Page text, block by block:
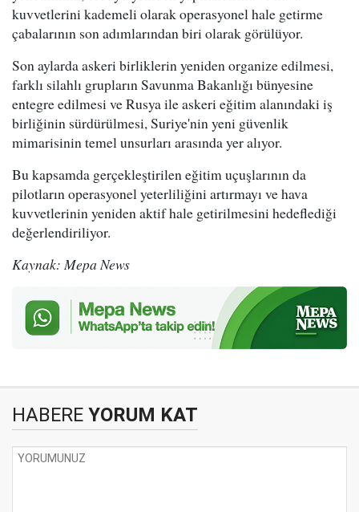
kuvvetlerini kademeli olarak operasyonel hale getirme
çabalarının son adımlarından biri olarak görülüyor.
Son aylarda askeri birliklerin yeniden organize edilmesi,
farklı silahlı grupların Savunma Bakanlığı bünyesine
entegre edilmesi ve Rusya ile askeri eğitim alanındaki iş
birliğinin sürdürülmesi, Suriye'nin yeni güvenlik
mimarisinin temel unsurları arasında yer alıyor.
Bu kapsamda gerçekleştirilen eğitim uçuşlarının da
pilotların operasyonel yeterliliğini artırmayı ve hava
kuvvetlerinin yeniden aktif hale getirilmesini hedeflediği
değerlendiriliyor.
Kaynak: Mepa News
HABERE YORUM KAT